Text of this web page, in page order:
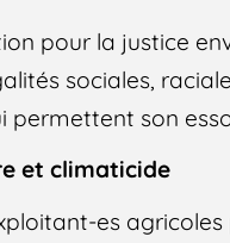
pour la justice
sociales,
permettent son
et climaticide
es agricoles